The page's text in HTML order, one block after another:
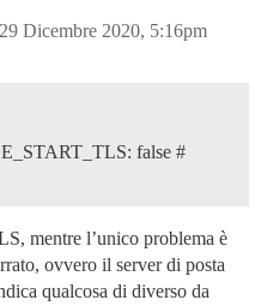
29 Dicembre 2020, 5:16pm
false #
mentre l’unico problema è
ovvero il server di posta
qualcosa di diverso da